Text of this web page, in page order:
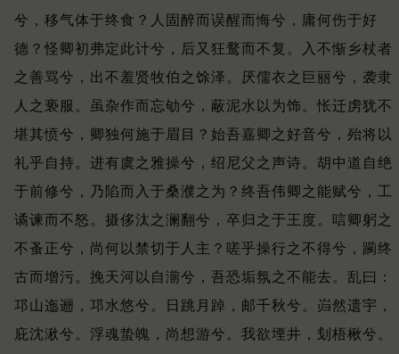
兮，移气体于终食？ 人固醉而误醒而悔兮，庸何伤于好
德？ 怪卿初弗定此计兮，后又狂鹜而不复。
入不惭乡杖者
之善骂兮，出不羞贤牧伯之馀泽。
厌儒衣之巨丽兮，袭隶
人之亵服。
虽杂作而忘劬兮，蔽泥水以为饰。 怅迁虏犹不
堪其愤兮，卿独何施于眉目？ 始吾嘉卿之好音兮，殆将以
礼乎自持。 进有虞之雅操兮，绍尼父之声诗。 胡中道自绝
于前修兮，乃陷而入于桑濮之为？ 终吾伟卿之能赋兮，工
谲谏而不怒。 摄侈汰之澜翻兮，卒归之于王度。
唁卿躬之
不蚤正兮，尚何以禁切于人主？ 嗟乎操行之不得兮，躏终
古而增污。 挽天河以自湔兮，吾恐垢氛之不能去。 乱曰：
邛山迤逦，邛水悠兮。
日跳月踔，邮千秋兮。
岿然遗宇，
庇沈湫兮。 浮魂蛰魄，尚想游兮。 我欲堙井，刬梧楸兮。